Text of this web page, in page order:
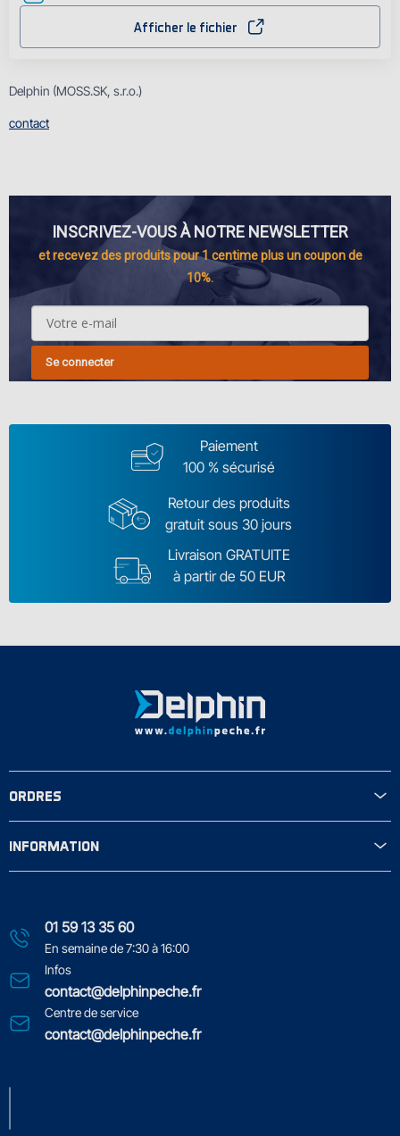
Afficher le fichier
Delphin (MOSS.SK, s.r.o.)
contact
INSCRIVEZ-VOUS À NOTRE NEWSLETTER
et recevez des produits pour 1 centime plus un coupon de
10%.
Se connecter
Paiement
100 % sécurisé
Retour des produits
gratuit sous 30 jours
Livraison GRATUITE
à partir de 50 EUR
01 59 13 35 60
En semaine de 7:30 à 16:00
Infos
contact@delphinpeche.fr
Centre de service
contact@delphinpeche.fr
ORDRES
INFORMATION